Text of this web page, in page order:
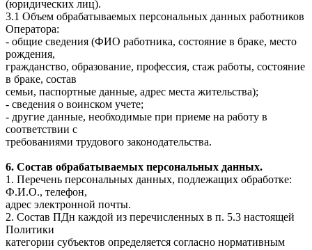
(юридических лиц).
3.1 Объем обрабатываемых персональных данных работников
Оператора:
- общие сведения (ФИО работника, состояние в браке, место
рождения,
гражданство, образование, профессия, стаж работы, состояние
в браке, состав
семьи, паспортные данные, адрес места жительства);
- сведения о воинском учете;
- другие данные, необходимые при приеме на работу в
соответствии с
требованиями трудового законодательства.
6. Состав обрабатываемых персональных данных.
1. Перечень персональных данных, подлежащих обработке:
Ф.И.О., телефон,
адрес электронной почты.
2. Состав ПДн каждой из перечисленных в п. 5.3 настоящей
Политики
категории субъектов определяется согласно нормативным